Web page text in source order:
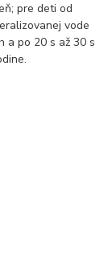
pre deti od
vode
a po 20 s až 30 s